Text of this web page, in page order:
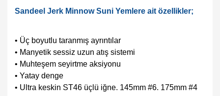
Sandeel Jerk Minnow Suni Yemlere ait özellikler;
• Üç boyutlu taranmış ayrıntılar
• Manyetik sessiz uzun atış sistemi
• Muhteşem seyirtme aksiyonu
• Yatay denge
• Ultra keskin ST46 üçlü iğne. 145mm #6. 175mm #4